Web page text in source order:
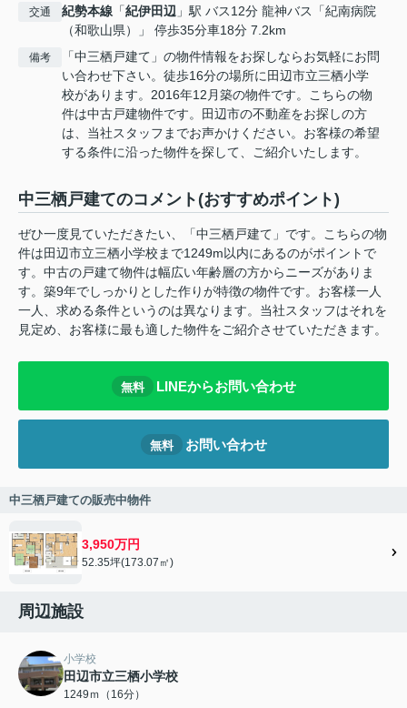
交通 紀勢本線 「紀伊田辺 」駅 バス12分 龍神バス「紀南病院
（和歌山県）」 停歩35分車18分 7.2km
備考
「中三栖戸建て」の物件情報をお探しならお気軽にお問
い合わせ下さい。徒歩16分の場所に田辺市立三栖小学
校があります。2016年12月築の物件です。こちらの物
件は中古戸建物件です。田辺市の不動産をお探しの方
は、当社スタッフまでお声かけください。お客様の希望
する条件に沿った物件を探して、ご紹介いたします。
中三栖戸建てのコメント(おすすめポイント)
ぜひ一度見ていただきたい、「中三栖戸建て」です。こちらの物
件は田辺市立三栖小学校まで1249m以内にあるのがポイントで
す。中古の戸建て物件は幅広い年齢層の方からニーズがありま
す。築9年でしっかりとした作りが特徴の物件です。お客様一人
一人、求める条件というのは異なります。当社スタッフはそれを
見定め、お客様に最も適した物件をご紹介させていただきます。
無料 LINEからお問い合わせ
無料 お問い合わせ
中三栖戸建ての販売中物件
3,950万円
52.35坪(173.07㎡)
周辺施設
小学校
田辺市立三栖小学校
1249ｍ（16分）